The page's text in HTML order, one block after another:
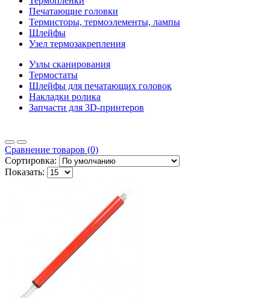
Печатающие головки
Термисторы, термоэлементы, лампы
Шлейфы
Узел термозакрепления
Узлы сканирования
Термостаты
Шлейфы для печатающих головок
Накладки ролика
Запчасти для 3D-принтеров
Сравнение товаров (0)
Сортировка:
Показать: